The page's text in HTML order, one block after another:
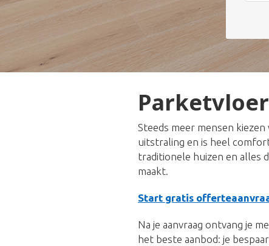
Steeds meer mensen
uitstraling en is heel
traditionele huizen en alles
maakt.
Start gratis
Na je aanvraag ontvang je
het beste aanbod: je